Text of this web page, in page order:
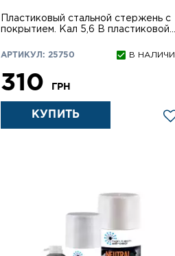
Пластиковый стальной стержень с
покрытием. Кал 5,6 В пластиковой
АРТИКУЛ: 25750 В
310 ГРН
КУПИТЬ